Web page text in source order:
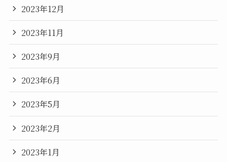
2023年12月
2023年11月
2023年9月
2023年6月
2023年5月
2023年2月
2023年1月